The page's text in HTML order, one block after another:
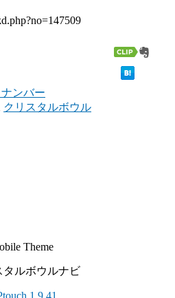
ンバー
クリスタルボウル
Theme
タルボウルナビ